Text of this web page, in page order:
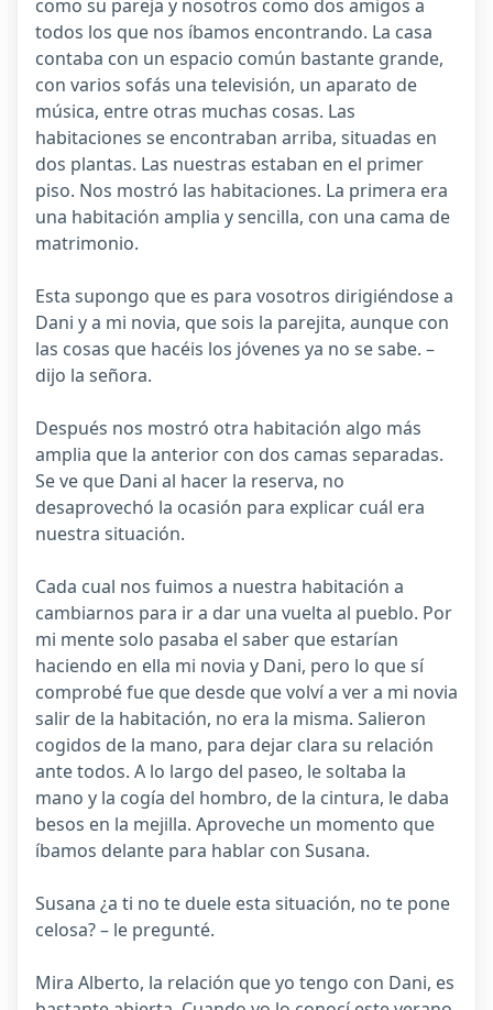
como su pareja y nosotros como dos amigos a
todos los que nos íbamos encontrando. La casa
contaba con un espacio común bastante grande,
con varios sofás una televisión, un aparato de
música, entre otras muchas cosas. Las
habitaciones se encontraban arriba, situadas en
dos plantas. Las nuestras estaban en el primer
piso. Nos mostró las habitaciones. La primera era
una habitación amplia y sencilla, con una cama de
matrimonio.
Esta supongo que es para vosotros dirigiéndose a
Dani y a mi novia, que sois la parejita, aunque con
las cosas que hacéis los jóvenes ya no se sabe. –
dijo la señora.
Después nos mostró otra habitación algo más
amplia que la anterior con dos camas separadas.
Se ve que Dani al hacer la reserva, no
desaprovechó la ocasión para explicar cuál era
nuestra situación.
Cada cual nos fuimos a nuestra habitación a
cambiarnos para ir a dar una vuelta al pueblo. Por
mi mente solo pasaba el saber que estarían
haciendo en ella mi novia y Dani, pero lo que sí
comprobé fue que desde que volví a ver a mi novia
salir de la habitación, no era la misma. Salieron
cogidos de la mano, para dejar clara su relación
ante todos. A lo largo del paseo, le soltaba la
mano y la cogía del hombro, de la cintura, le daba
besos en la mejilla. Aproveche un momento que
íbamos delante para hablar con Susana.
Susana ¿a ti no te duele esta situación, no te pone
celosa? – le pregunté.
Mira Alberto, la relación que yo tengo con Dani, es